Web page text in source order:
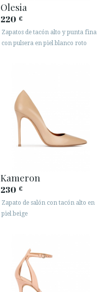
Olesia
220 €
Zapatos de tacón alto y punta fina
con pulsera en piel blanco roto
Kameron
230 €
Zapato de salón con tacón alto en
piel beige